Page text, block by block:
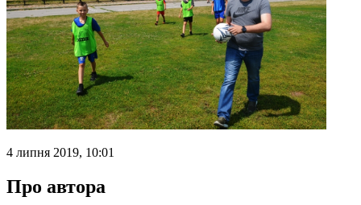
4 липня 2019, 10:01
Про автора